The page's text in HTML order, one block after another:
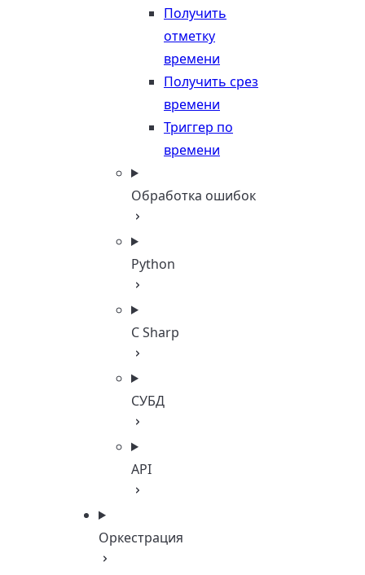
Получить
отметку
времени
Получить срез
времени
Триггер по
времени
Обработка ошибок
Python
C Sharp
СУБД
API
Оркестрация